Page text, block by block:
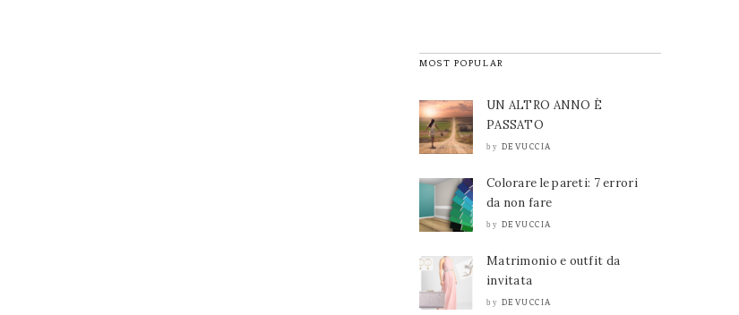
MOST POPULAR
UN ALTRO ANNO È
PASSATO
by DEVUCCIA
Colorare le pareti: 7 errori
da non fare
by DEVUCCIA
Matrimonio e outfit da
invitata
by DEVUCCIA